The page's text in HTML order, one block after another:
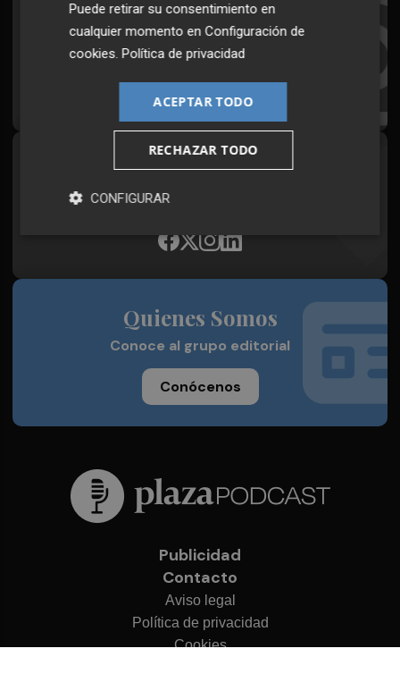
Suscríbete al Boletín
Todos los días a primera hora en tu email
Síguenos en redes
Plaza Podcast, desde cualquier medio
Quienes Somos
Conoce al grupo editorial
Conócenos
Publicidad
Contacto
Aviso legal
Política de privacidad
Cookies
Puede retirar su consentimiento en
cualquier momento enConfiguración de
cookies.Política de privacidad
ACEPTAR TODO
RECHAZAR TODO
CONFIGURAR